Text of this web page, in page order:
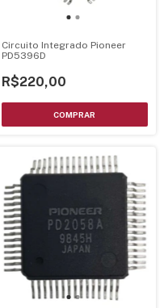
Circuito Integrado Pioneer
PD5396D
R$220,00